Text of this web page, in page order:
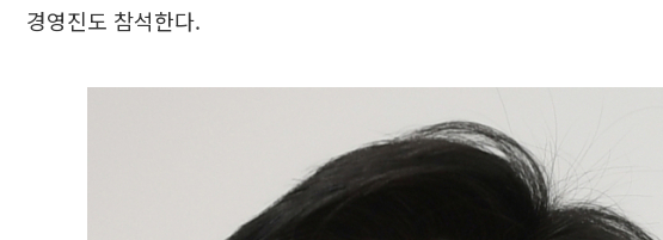
경영진도 참석한다.